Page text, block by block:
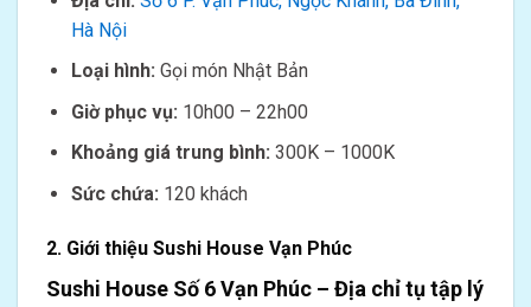
Hà Nội
Loại hình: Gọi món Nhật Bản
Giờ phục vụ: 10h00 – 22h00
Khoảng giá trung bình: 300K – 1000K
Sức chứa: 120 khách
2. Giới thiệu Sushi House Vạn Phúc
Sushi House Số 6 Vạn Phúc – Địa chỉ tụ tập lý